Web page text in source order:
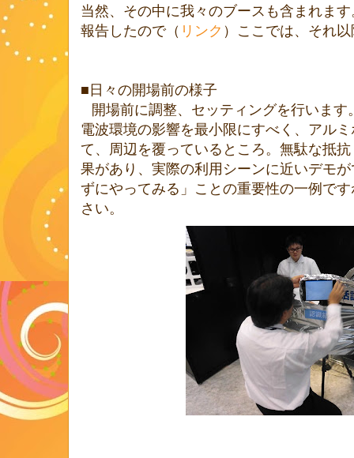
当然、その中に我々のブースも含まれま
報告したので（ リンク ）ここでは、それ
■日々の開場前の様子
開場前に調整、セッティングを行いま
電波環境の影響を最小限にすべく、アル
て、周辺を覆っているところ。無駄な抵
果があり、実際の利用シーンに近いデモ
ずにやってみる」ことの重要性の一例で
さい。